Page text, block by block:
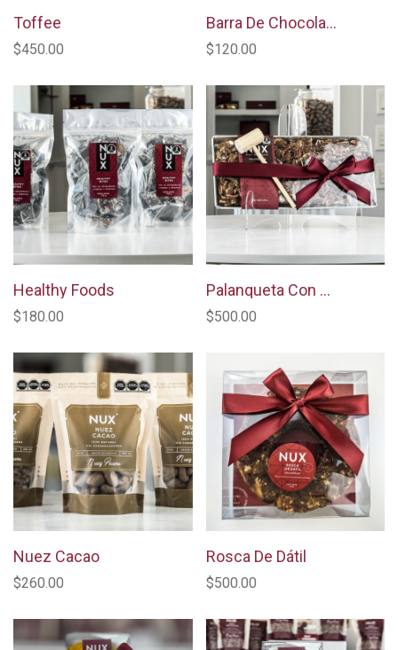
Toffee
$450.00
Barra De Chocolate Con Nuez
$120.00
Healthy Foods
$180.00
Palanqueta Con Martillo
$500.00
Nuez Cacao
$260.00
Rosca De Dátil
$500.00